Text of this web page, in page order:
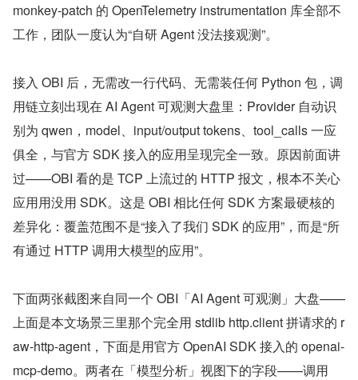
monkey-patch 的 OpenTelemetry instrumentation 库全部不
工作，团队一度认为“自研 Agent 没法接观测”。
接入 OBI 后，无需改一行代码、无需装任何 Python 包，调
用链立刻出现在 AI Agent 可观测大盘里：Provider 自动识
别为 qwen，model、input/output tokens、tool_calls 一应
俱全，与官方 SDK 接入的应用呈现完全一致。原因前面讲
过——OBI 看的是 TCP 上流过的 HTTP 报文，根本不关心
应用用没用 SDK。这是 OBI 相比任何 SDK 方案最硬核的
差异化：覆盖范围不是“接入了我们 SDK 的应用”，而是“所
有通过 HTTP 调用大模型的应用”。
下面两张截图来自同一个 OBI「AI Agent 可观测」大盘——
上面是本文场景三里那个完全用 stdlib http.client 拼请求的 r
aw-http-agent，下面是用官方 OpenAI SDK 接入的 openai-
mcp-demo。两者在「模型分析」视图下的字段——调用